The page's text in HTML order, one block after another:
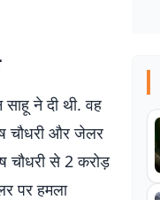
ने दी थी. वह
चौधरी और जेलर
चौधरी से 2 करोड़
पर हमला